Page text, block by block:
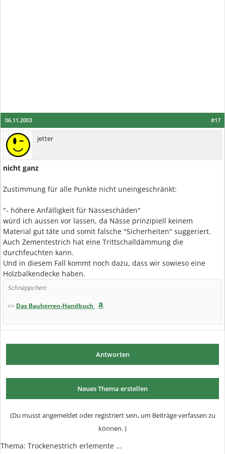
#17
06.11.2003
jetter
nicht ganz
Zustimmung für alle Punkte nicht uneingeschränkt:
"- höhere Anfälligkeit für Nässeschäden"
würd ich aussen vor lassen, da Nässe prinzipiell keinem
Material gut täte und somit falsche "Sicherheiten" suggeriert.
Auch Zementestrich hat eine Trittschalldämmung die
durchfeuchten kann.
Und in diesem Fall kommt noch dazu, dass wir sowieso eine
Holzbalkendecke haben.
Schnäppchen:
>> Das Bauherren-Handbuch
Antworten
Neues Thema erstellen
(Du musst angemeldet oder registriert sein, um Beiträge verfassen zu
können. )
Thema: Trockenestrich erlemente ...